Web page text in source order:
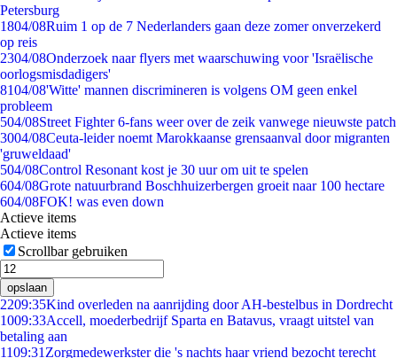
Petersburg
1804/08Ruim 1 op de 7 Nederlanders gaan deze zomer onverzekerd
op reis
2304/08Onderzoek naar flyers met waarschuwing voor 'Israëlische
oorlogsmisdadigers'
8104/08'Witte' mannen discrimineren is volgens OM geen enkel
probleem
504/08Street Fighter 6-fans weer over de zeik vanwege nieuwste patch
3004/08Ceuta-leider noemt Marokkaanse grensaanval door migranten
'gruweldaad'
504/08Control Resonant kost je 30 uur om uit te spelen
604/08Grote natuurbrand Boschhuizerbergen groeit naar 100 hectare
604/08FOK! was even down
Actieve items
Actieve items
Scrollbar gebruiken
opslaan
2209:35Kind overleden na aanrijding door AH-bestelbus in Dordrecht
1009:33Accell, moederbedrijf Sparta en Batavus, vraagt uitstel van
betaling aan
1109:31 Zorgmedewerkster die 's nachts haar vriend bezocht terecht